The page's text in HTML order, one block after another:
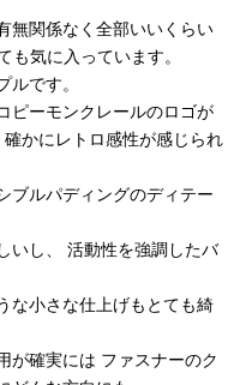
無関係なく全部いいくらい
も気に入っています。
ルです。
ピーモンクレールのロゴが
かにレトロ感性が感じられ
ブルパディングのディテー
いし、 活動性を強調したバ
な小さな仕上げもとても綺
が確実には ファスナーのク